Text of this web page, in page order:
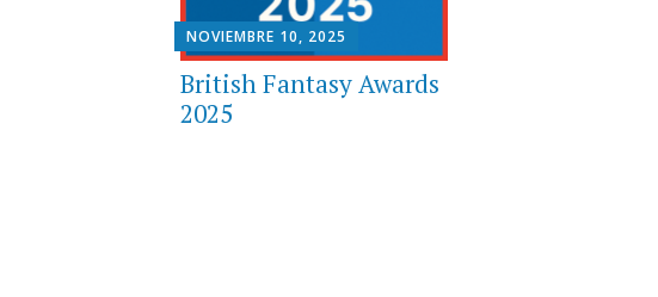
NOVIEMBRE 10, 2025
British Fantasy Awards
2025